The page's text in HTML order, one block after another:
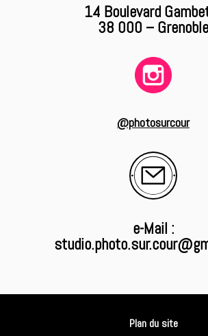
14 Boulevard
38 000 – Grenoble
@photosurcour
e-Mail :
Plan du site